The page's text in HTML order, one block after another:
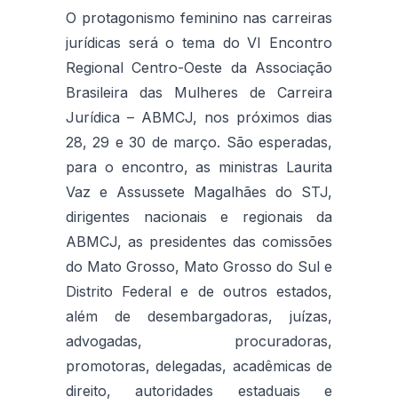
O protagonismo feminino nas carreiras
jurídicas será o tema do VI Encontro
Regional Centro-Oeste da Associação
Brasileira das Mulheres de Carreira
Jurídica – ABMCJ, nos próximos dias
28, 29 e 30 de março. São esperadas,
para o encontro, as ministras Laurita
Vaz e Assussete Magalhães do STJ,
dirigentes nacionais e regionais da
ABMCJ, as presidentes das comissões
do Mato Grosso, Mato Grosso do Sul e
Distrito Federal e de outros estados,
além de desembargadoras, juízas,
advogadas, procuradoras,
promotoras, delegadas, acadêmicas de
direito, autoridades estaduais e